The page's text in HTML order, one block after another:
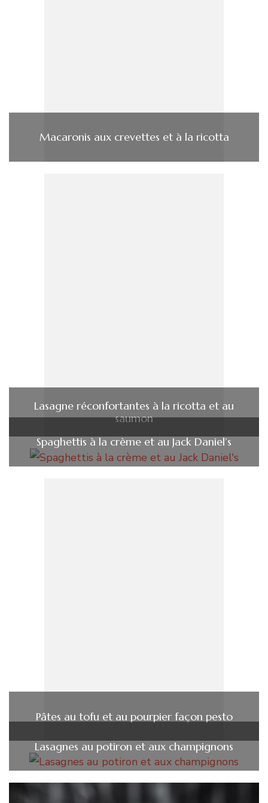
Macaronis aux crevettes et à la ricotta
Lasagne réconfortantes à la ricotta et au
saumon
Spaghettis à la crème et au Jack Daniel’s
Pâtes au tofu et au pourpier façon pesto
Lasagnes au potiron et aux champignons